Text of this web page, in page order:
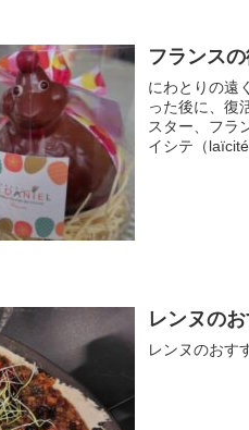
フランス
にわとりの遠
った後に、復
スター、フラ
イシテ（laïcité
レンヌの
レンヌのおす